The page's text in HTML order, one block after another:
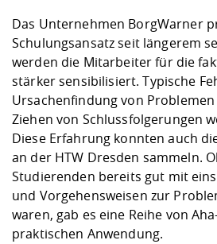
Das Unternehmen BorgWarner
Schulungsansatz seit längerem
werden die Mitarbeiter für die
stärker sensibilisiert. Typische
Ursachenfindung von
Ziehen von Schlussfolgerungen
Diese Erfahrung konnten auch
an der HTW Dresden sammeln.
Studierenden bereits gut mit
und Vorgehensweisen zur
waren, gab es eine Reihe von
praktischen Anwendung.